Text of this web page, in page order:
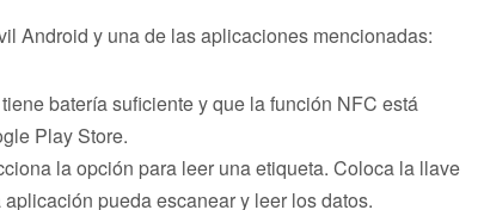
Android y una de las aplicaciones mencionadas:
batería suficiente y que la función NFC está
Play Store.
la opción para leer una etiqueta. Coloca la llave
pueda escanear y leer los datos.